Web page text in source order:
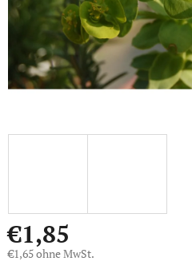
€1,85
€1,65 ohne MwSt.